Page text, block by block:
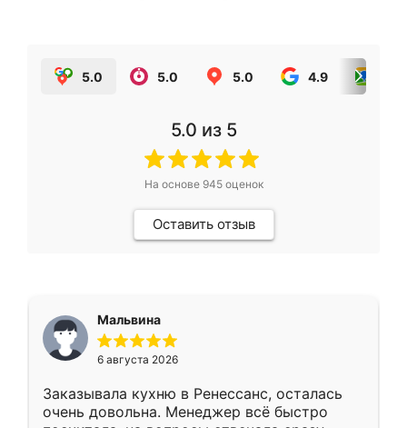
5.0 5.0 5.0 4.9
5.0 из 5
На основе 945оценок
Оставить отзыв
Мальвина
6 августа 2026
Заказывала кухню в Ренессанс, осталась
очень довольна. Менеджер всё быстро